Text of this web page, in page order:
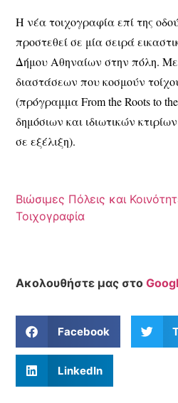
Η νέα τοιχογραφία επί της
προστεθεί σε μία σειρά
Δήμου Αθηναίων στην πόλη.
διαστάσεων που κοσμούν
(πρόγραμμα From the Roots to
δημόσιων και ιδιωτικών
σε εξέλιξη).
Βιώσιμες Πόλεις και
Τοιχογραφία
Ακολουθήστε μας στο
Facebook
LinkedIn